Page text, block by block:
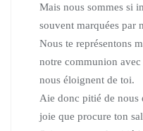
Mais nous sommes si
souvent marquées par
Nous te représentons
notre communion avec
nous éloignent de toi.
Aie donc pitié de nous
joie que procure ton